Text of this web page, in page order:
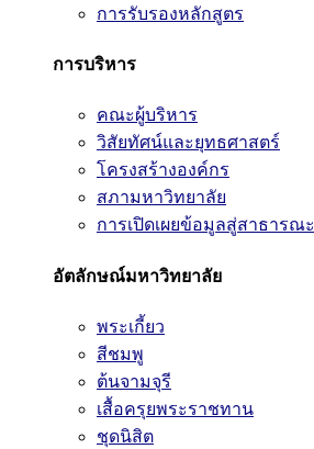
การรับรองหลักสูตร
การบริหาร
คณะผู้บริหาร
วิสัยทัศน์และยุทธศาสตร์
โครงสร้างองค์กร
สภามหาวิทยาลัย
การเปิดเผยข้อมูลสู่สาธารณะ
อัตลักษณ์มหาวิทยาลัย
พระเกี้ยว
สีชมพู
ต้นจามจุรี
เสื้อครุยพระราชทาน
ชุดนิสิต